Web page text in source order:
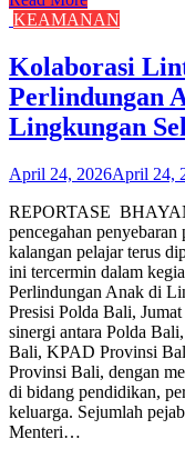
KEAMANAN
Kolaborasi
Perlindungan
Lingkungan
April 24, 2026April 24,
REPORTASE
pencegahan
kalangan pelajar terus
ini tercermin dalam
Perlindungan Anak di
Presisi Polda Bali,
sinergi antara Polda
Bali, KPAD Provinsi
Provinsi Bali, dengan
di bidang pendidikan,
keluarga. Sejumlah
Menteri…